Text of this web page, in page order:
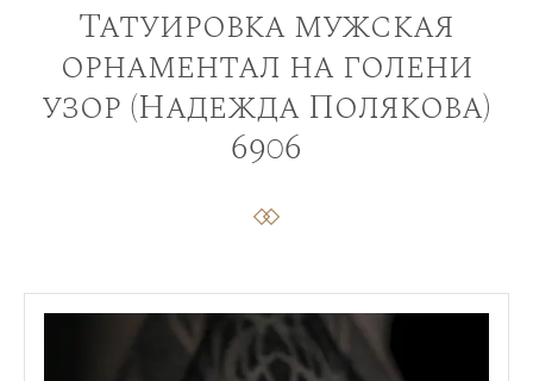
Татуировка мужская
орнаментал на голени
узор (Надежда Полякова)
6906